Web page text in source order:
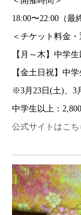
18:00〜22:00（最
＜チケット料金・
【月～木】中学
【金土日祝】中
※3月23日(土)、3
中学生以上：
公式サイトはこち